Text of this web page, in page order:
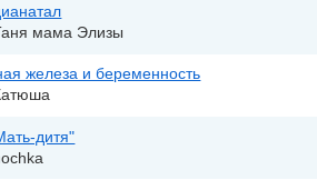
мама Элизы
железа и беременность
дитя"